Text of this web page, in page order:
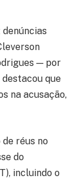
— por
que
na acusação,
de réus no
do
incluindo o